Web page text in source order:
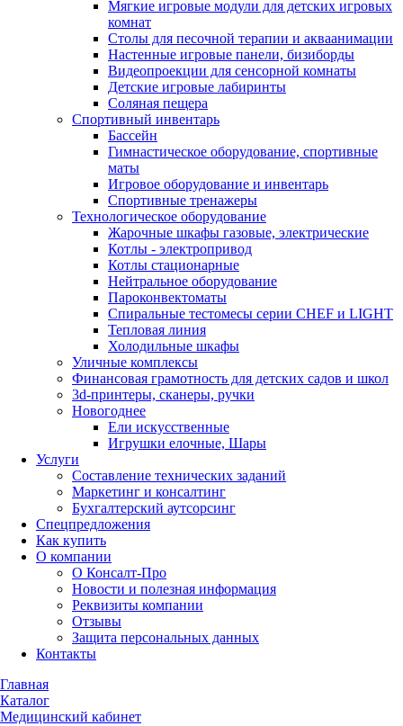
Мягкие игровые модули для детских игровых
комнат
Столы для песочной терапии и акваанимации
Настенные игровые панели, бизиборды
Видеопроекции для сенсорной комнаты
Детские игровые лабиринты
Соляная пещера
Спортивный инвентарь
Бассейн
Гимнастическое оборудование, спортивные
маты
Игровое оборудование и инвентарь
Спортивные тренажеры
Технологическое оборудование
Жарочные шкафы газовые, электрические
Котлы - электропривод
Котлы стационарные
Нейтральное оборудование
Пароконвектоматы
Спиральные тестомесы серии CHEF и LIGHT
Тепловая линия
Холодильные шкафы
Уличные комплексы
Финансовая грамотность для детских садов и школ
3d-принтеры, сканеры, ручки
Новогоднее
Ели искусственные
Игрушки елочные, Шары
Услуги
Составление технических заданий
Маркетинг и консалтинг
Бухгалтерский аутсорсинг
Спецпредложения
Как купить
О компании
О Консалт-Про
Новости и полезная информация
Реквизиты компании
Отзывы
Защита персональных данных
Контакты
Главная
Каталог
Медицинский кабинет